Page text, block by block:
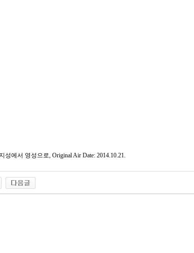
성에서 영성으로, Original Air Date: 2014.10.21.